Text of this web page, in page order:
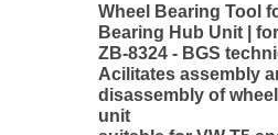
Wheel Bearing Tool
Bearing Hub Unit |
ZB-8324 - BGS
Аcilitates assembly
disassembly of
unit